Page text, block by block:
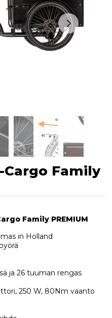
Cargo Family
Family PREMIUM
in Holland
ja 26 tuuman rengas
250 W, 80Nm vaanto